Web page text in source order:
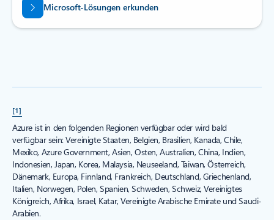
Microsoft-Lösungen erkunden
[1]
Azure ist in den folgenden Regionen verfügbar oder wird bald
verfügbar sein: Vereinigte Staaten, Belgien, Brasilien, Kanada, Chile,
Mexiko, Azure Government, Asien, Osten, Australien, China, Indien,
Indonesien, Japan, Korea, Malaysia, Neuseeland, Taiwan, Österreich,
Dänemark, Europa, Finnland, Frankreich, Deutschland, Griechenland,
Italien, Norwegen, Polen, Spanien, Schweden, Schweiz, Vereinigtes
Königreich, Afrika, Israel, Katar, Vereinigte Arabische Emirate und Saudi-
Arabien.